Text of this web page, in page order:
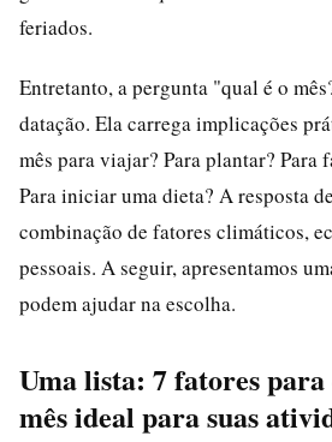
feriados.
Entretanto, a pergunta "qual é o
datação. Ela carrega implicações
mês para viajar? Para plantar? Para
Para iniciar uma dieta? A resposta
combinação de fatores climáticos,
pessoais. A seguir, apresentamos
podem ajudar na escolha.
Uma lista: 7 fatores
mês ideal para suas